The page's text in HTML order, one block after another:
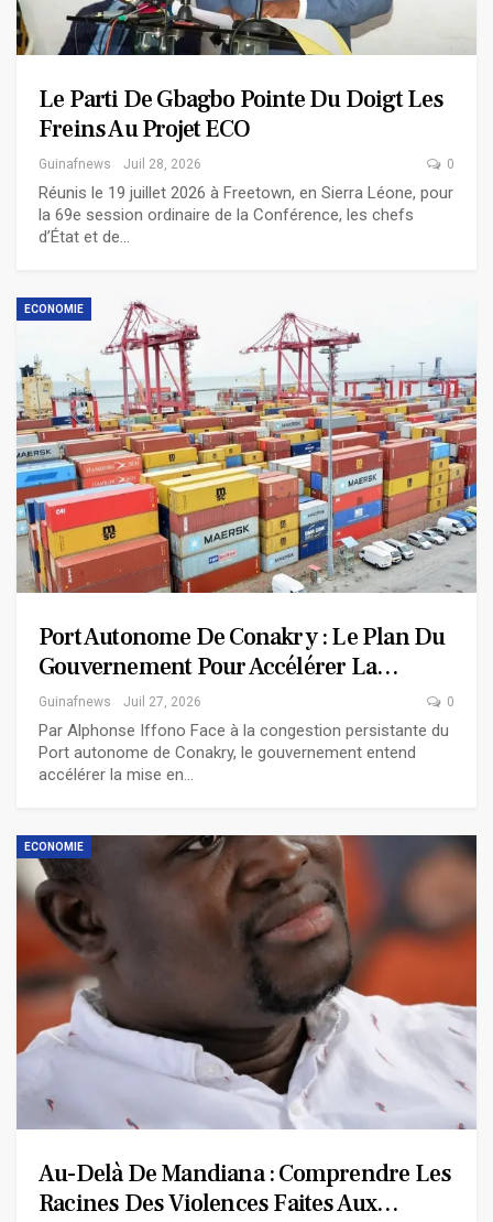
Le Parti De Gbagbo Pointe Du Doigt Les
Freins Au Projet ECO
Guinafnews Juil 28, 2026 0
Réunis le 19 juillet 2026 à Freetown, en Sierra Léone, pour
la 69e session ordinaire de la Conférence, les chefs
d’État et de…
ECONOMIE
Port Autonome De Conakry : Le Plan Du
Gouvernement Pour Accélérer La…
Guinafnews Juil 27, 2026 0
Par Alphonse Iffono Face à la congestion persistante du
Port autonome de Conakry, le gouvernement entend
accélérer la mise en…
ECONOMIE
Au-Delà De Mandiana : Comprendre Les
Racines Des Violences Faites Aux…